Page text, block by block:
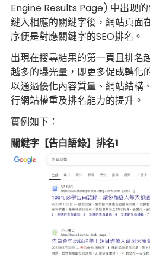
Engine Results Page) 中出现
鍵入相應的關鍵字後，網站頁面
序便是對應關鍵字的SEO排名。
出現在搜尋結果的第一頁且排名
越多的曝光量，即更多促成轉化
以通過優化內容質量、網站結構
行網站權重及排名能力的提升。
實例如下：
關鍵字【告白語錄】排名1